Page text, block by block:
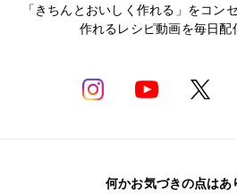
「きちんとおいしく作れる」をコン
作れるレシピ動画を毎日配
何かお気づきの点はあ